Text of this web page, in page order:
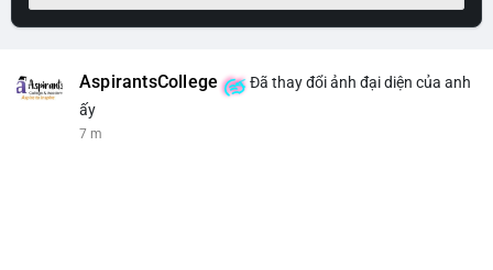
AspirantsCollege
Đã thay đổi ảnh đại diện của anh
ấy
7 m